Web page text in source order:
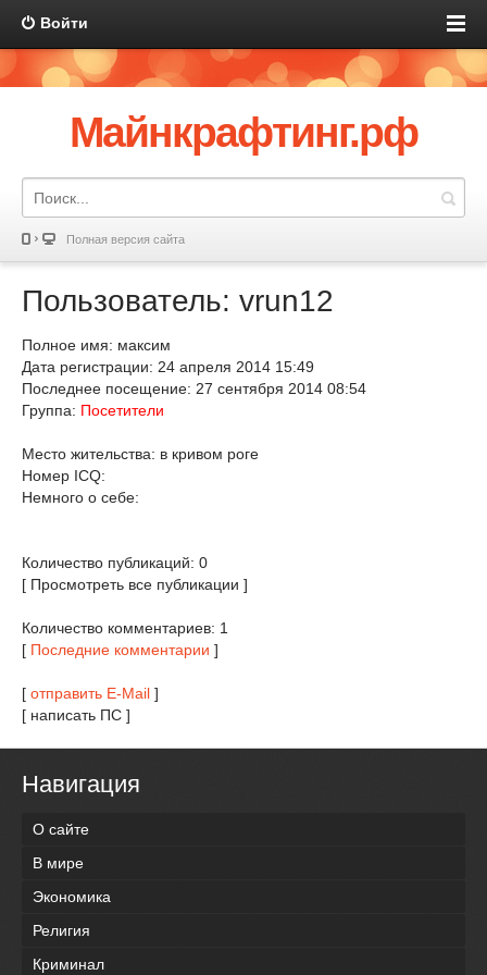
Войти
Майнкрафтинг.рф
Полная версия сайта
Пользователь: vrun12
Полное имя: максим
Дата регистрации: 24 апреля 2014 15:49
Последнее посещение: 27 сентября 2014 08:54
Группа: Посетители
Место жительства: в кривом роге
Номер ICQ:
Немного о себе:
Количество публикаций: 0
[ Просмотреть все публикации ]
Количество комментариев: 1
[ Последние комментарии ]
[ отправить E-Mail ]
[ написать ПС ]
Навигация
О сайте
В мире
Экономика
Религия
Криминал